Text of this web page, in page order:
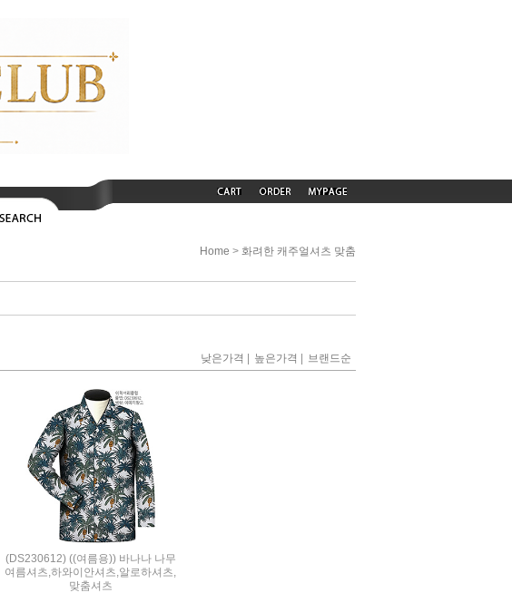
Home > 화려한 캐주얼셔츠 맞춤
낮은가격 | 높은가격 | 브랜드순
(DS230612) ((여름용)) 바나나 나무
여름셔츠,하와이안셔츠,알로하셔츠,
맞춤셔츠